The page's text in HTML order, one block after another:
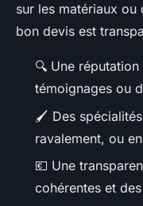
sur les matériaux
bon devis est
🔍 Une
témoignages ou
🖌️ Des
ravalement, ou
💶 Une
cohérentes et